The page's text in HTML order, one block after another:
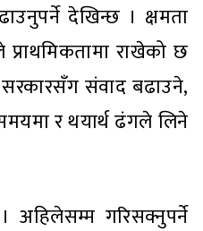
देखिन्छ । क्षमता
राखेको छ
संवाद बढाउने,
र थयार्थ ढंगले लिने
गरिसक्नुपर्ने